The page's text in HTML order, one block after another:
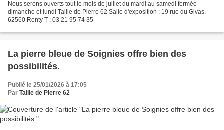
Nous serons ouverts tout le mois de juillet du mardi au samedi fermée
dimanche et lundi Taille de Pierre 62 Salle d'exposition : 19 rue du Givas,
62560 Renty T : 03 21 95 74 35
La pierre bleue de Soignies offre bien des
possibilités.
Publié le 25/01/2026 à 17:05
Par Taille de Pierre 62